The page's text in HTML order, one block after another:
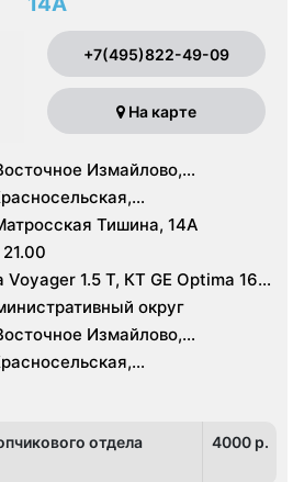
+7(495)822-49-09
На карте
Измайлово,
Соколиная Гора,
Семеновская, Сокольники,
Тишина, 14А
Voyager 1.5 Т, КТ GE Optima 16
округ
Измайлово,
Соколиная Гора,
Семеновская, Сокольники,
отдела
4000 p.